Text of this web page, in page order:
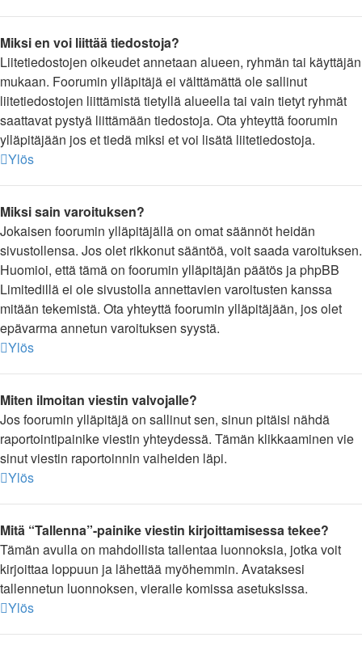
Miksi en voi liittää tiedostoja?
Liitetiedostojen oikeudet annetaan alueen, ryhmän tai käyttäjän
mukaan. Foorumin ylläpitäjä ei välttämättä ole sallinut
liitetiedostojen liittämistä tietyllä alueella tai vain tietyt ryhmät
saattavat pystyä liittämään tiedostoja. Ota yhteyttä foorumin
ylläpitäjään jos et tiedä miksi et voi lisätä liitetiedostoja.
Ylös
Miksi sain varoituksen?
Jokaisen foorumin ylläpitäjällä on omat säännöt heidän
sivustollensa. Jos olet rikkonut sääntöä, voit saada varoituksen.
Huomioi, että tämä on foorumin ylläpitäjän päätös ja phpBB
Limitedillä ei ole sivustolla annettavien varoitusten kanssa
mitään tekemistä. Ota yhteyttä foorumin ylläpitäjään, jos olet
epävarma annetun varoituksen syystä.
Ylös
Miten ilmoitan viestin valvojalle?
Jos foorumin ylläpitäjä on sallinut sen, sinun pitäisi nähdä
raportointipainike viestin yhteydessä. Tämän klikkaaminen vie
sinut viestin raportoinnin vaiheiden läpi.
Ylös
Mitä “Tallenna”-painike viestin kirjoittamisessa tekee?
Tämän avulla on mahdollista tallentaa luonnoksia, jotka voit
kirjoittaa loppuun ja lähettää myöhemmin. Avataksesi
tallennetun luonnoksen, vieraile komissa asetuksissa.
Ylös